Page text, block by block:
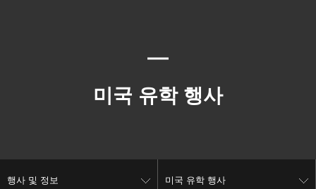
미국 유학 행사
행사 및 정보 미국 유학 행사